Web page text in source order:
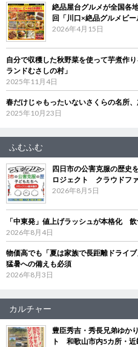
絶品屋台グルメが全国各
回「川口×絶品グルメビ
2026年4月15日
自分で収穫した秋野菜を使って芋煮作
ランドむさしの村」
2025年11月4日
春だけじゃもったいないさくらの名所
2025年10月23日
ふむふむ
四日市の公害克服の歴史
ロジェクト クラウドフ
2026年8月5日
「中東発」値上げラッシュが本格化
2026年8月4日
物価高でも「夏は家族で長距離ドライ
猛暑への備えも必須
2026年8月3日
カルチャー
豊臣秀吉・秀長兄弟ゆか
ト 和歌山市内5カ所・近